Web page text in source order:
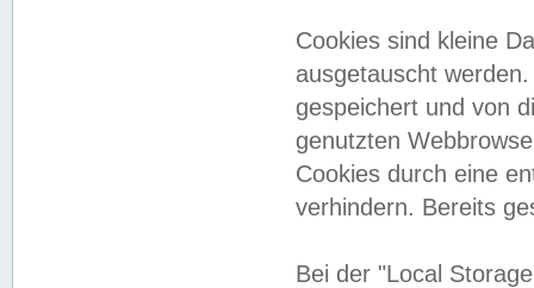
Cookies sind kleine
ausgetauscht
gespeichert und von
genutzten
Cookies durch eine
verhindern. Bereits
Bei der "Local